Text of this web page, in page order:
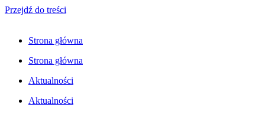
Przejdź do treści
Strona główna
Strona główna
Aktualności
Aktualności